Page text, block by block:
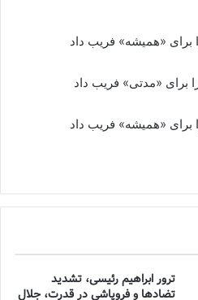
برای «همیشه» فریب داد
برای «مدتی» فریب داد
برای «همیشه» فریب داد
ترور ابراهیم رئیسی، تشدید
تضادها و فروپاشی در قدرت، جلال